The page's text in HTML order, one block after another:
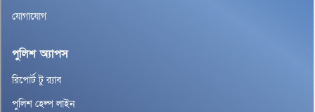
যোগাযোগ
পুলিশ অ্যাপস
রিপোর্ট টু র‌্যাব
পুলিশ হেল্প লাইন